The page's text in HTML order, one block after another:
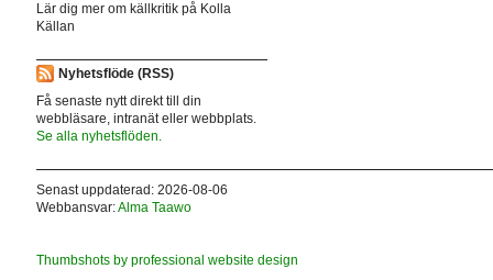
Lär dig mer om källkritik på Kolla
Källan
Nyhetsflöde (RSS)
Få senaste nytt direkt till din
webbläsare, intranät eller webbplats.
Se alla nyhetsflöden.
Senast uppdaterad: 2026-08-06
Webbansvar:Alma Taawo
Thumbshots by professional website design